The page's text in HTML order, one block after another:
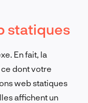
statiques
En fait, la
dont votre
web statiques
affichent un